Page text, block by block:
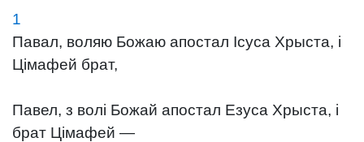
1
Павал, воляю Божаю апостал Ісуса Хрыста, і
Цімафей брат,
Павел, з волі Божай апостал Езуса Хрыста, і
брат Цімафей —